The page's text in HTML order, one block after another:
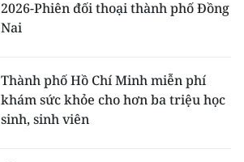
2026-Phiên đối thoại thành phố Đồng
Nai
Thành phố Hồ Chí Minh miễn phí
khám sức khỏe cho hơn ba triệu học
sinh, sinh viên